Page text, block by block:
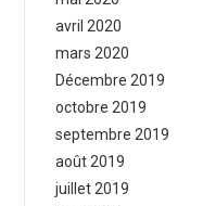
avril 2020
mars 2020
Décembre 2019
octobre 2019
septembre 2019
août 2019
juillet 2019